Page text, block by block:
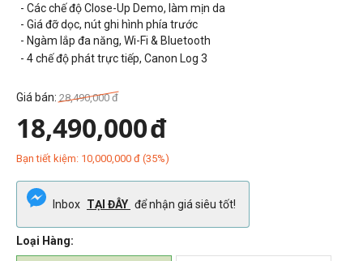
- Các chế độClose-Up Demo, làm mịn da
- Giá đỡ dọc, nút ghi hình phía trước
- Ngàm lắp đa năng, Wi-Fi & Bluetooth
- 4 chế độ phát trực tiếp, Canon Log 3
Giá bán: 28,490,000 đ
18,490,000đ
Bạn tiết kiệm: 10,000,000 đ (35%)
Inbox TẠI ĐÂY để nhận giá siêu tốt!
Loại Hàng: